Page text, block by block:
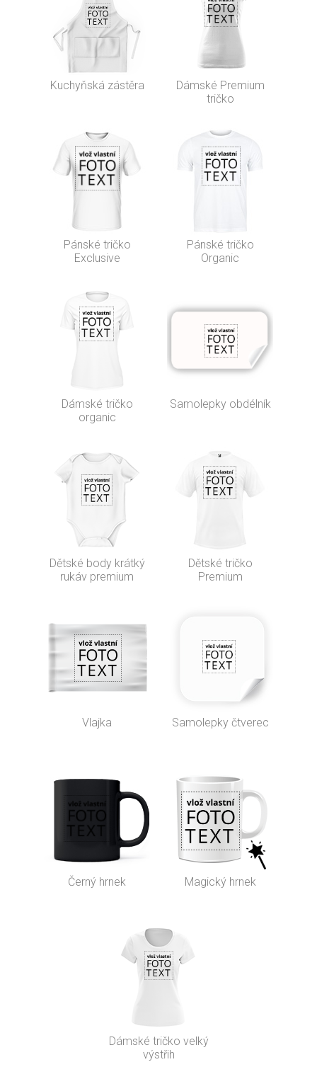
Kuchyňská zástěra
Dámské Premium
tričko
Pánské tričko
Exclusive
Pánské tričko
Organic
Dámské tričko
organic
Samolepky obdélník
Dětské body krátký
rukáv premium
Dětské tričko
Premium
Vlajka Samolepky čtverec
Černý hrnek Magický hrnek
Dámské tričko velký
výstřih